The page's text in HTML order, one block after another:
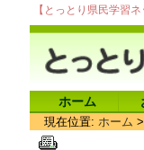
【とっとり県民学習
ホーム
現在位置: ホーム >